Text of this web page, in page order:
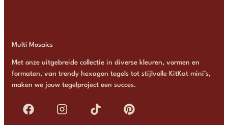
Multi Mosaics
Met onze uitgebreide collectie in diverse kleuren, vormen en
formaten, van trendy hexagon tegels tot stijlvolle KitKat mini’s,
maken we jouw tegelproject een succes.